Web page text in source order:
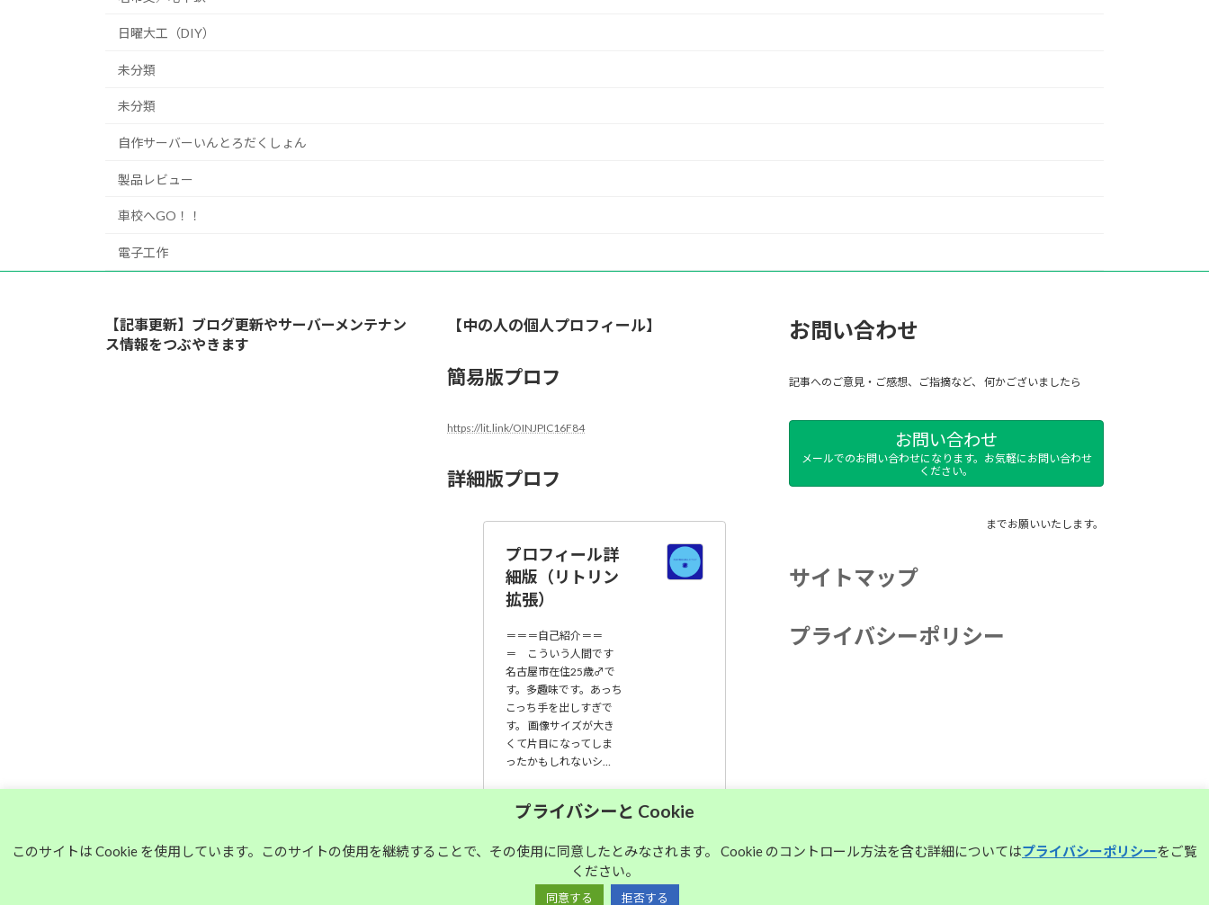
日曜大工（DIY）
未分類
未分類
自作サーバーいんとろだくしょん
製品レビュー
車校へGO！！
電子工作
【記事更新】ブログ更新やサーバーメンテナン
ス情報をつぶやきます
【中の人の個人プロフィール】
簡易版プロフ
https://lit.link/OINJPIC16F84
詳細版プロフ
プロフィール詳
細版（リトリン
拡張）
＝＝＝自己紹介＝＝
＝ こういう人間です
名古屋市在住25歳♂で
す。多趣味です。あっち
こっち手を出しすぎで
す。 画像サイズが大き
くて片目になってしま
ったかもしれないシ…
大須中毒名古屋人
のブログ
お問い合わせ
記事へのご意見・ご感想、ご指摘など、 何かございましたら
お問い合わせ
メールでのお問い合わせになります。お気軽にお問い合わせ
ください。
までお願いいたします。
サイトマップ
プライバシーポリシー
Copyright © 大須中毒名古屋人のブログ All Rights Reserved.
プライバシーと Cookie
このサイトは Cookie を使用しています。このサイトの使用を継続することで、その使用に同意したとみなされます。 Cookie のコントロール方法を含む詳細についてはプライバシーポリシーをご覧
ください。
同意する 拒否する